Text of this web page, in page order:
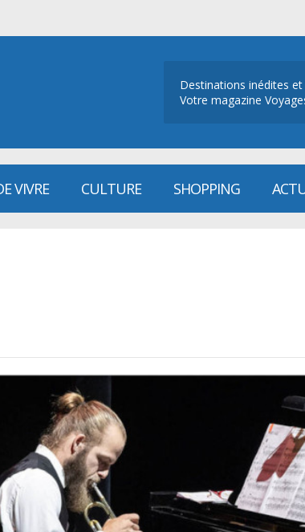
Destinations inédites et
Votre magazine
VIVRE CULTURE SHOPPING